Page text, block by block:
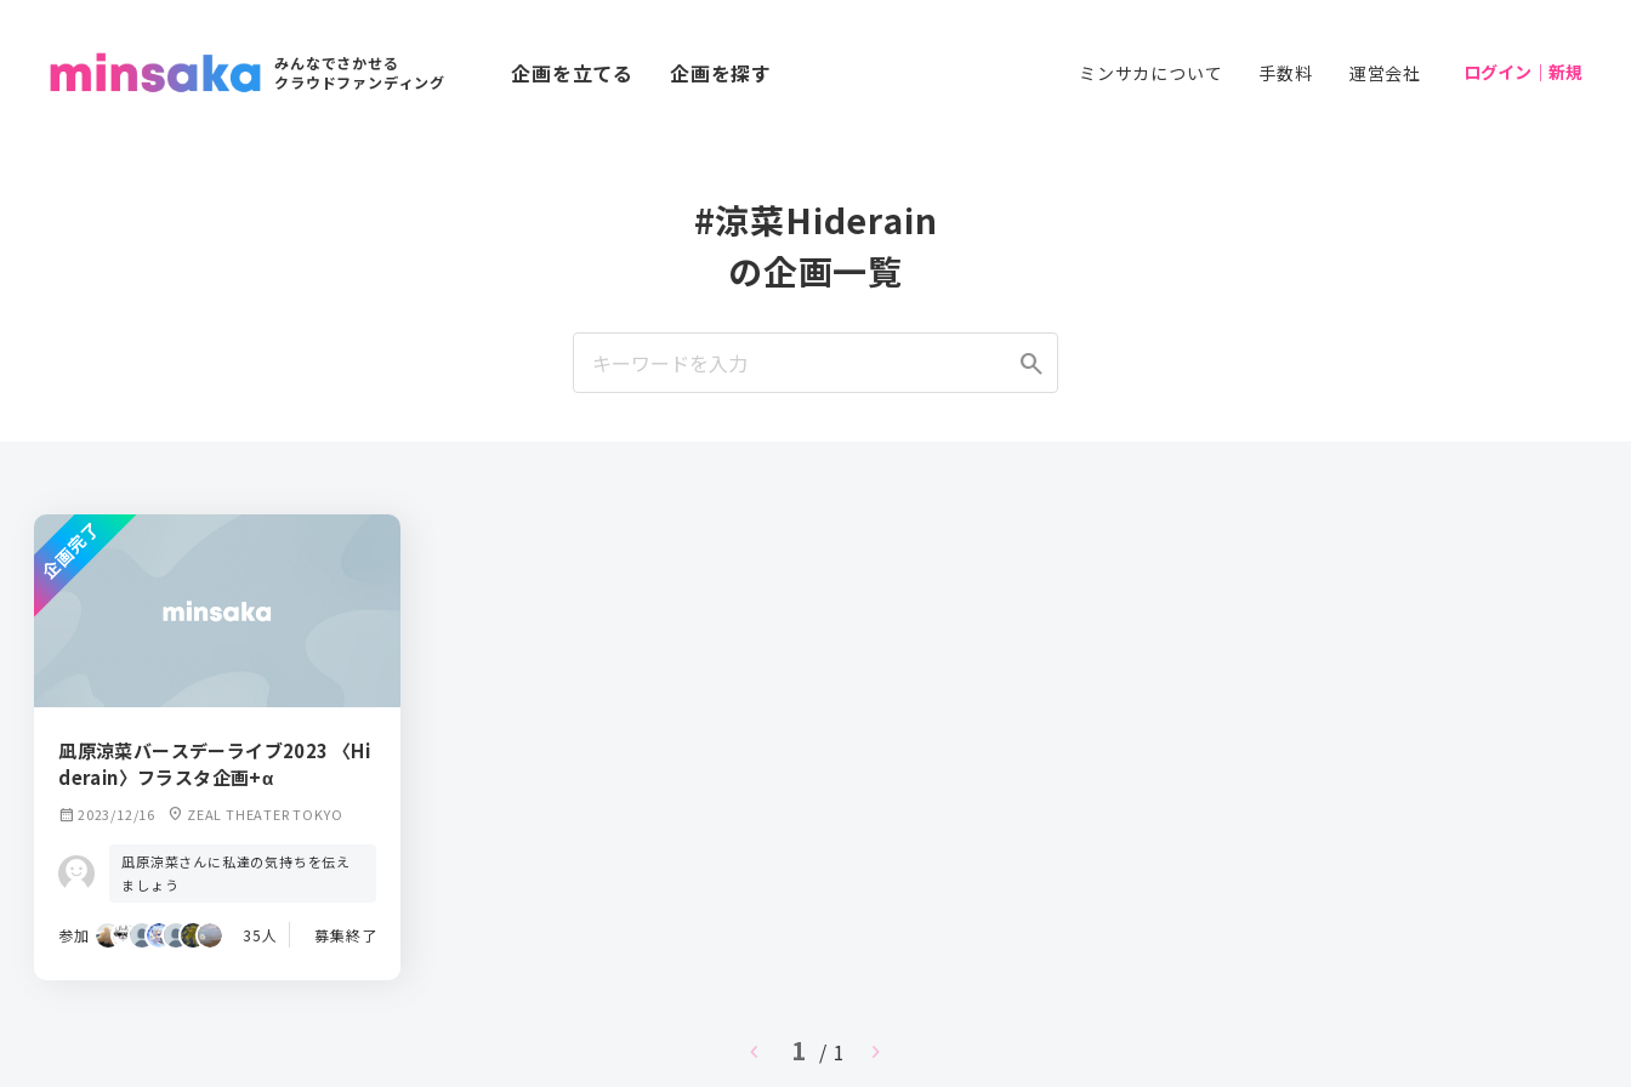
みんなでさかせる
クラウドファンディング
企画を立てる 企画を探す ミンサカについて 手数料 運営会社 ログイン｜新規
#涼菜Hiderain
の企画一覧
search
凪原涼菜バースデーライブ2023 〈Hi
derain〉フラスタ企画+α
calendar_month 2023/12/16 location_on ZEAL THEATER TOKYO
凪原涼菜さんに私達の気持ちを伝え
ましょう
参加 35人 募集終了
企画完了
chevron_left 1 / 1 chevron_right